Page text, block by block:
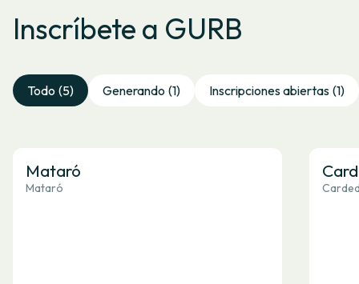
Inscríbete a GURB
Todo (5) Generando (1) Inscripciones abiertas (1)
Mataró
Mataró